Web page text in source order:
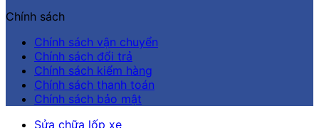
Chính sách
Chính sách vận chuyển
Chính sách đổi trả
Chính sách kiểm hàng
Chính sách thanh toán
Chính sách bảo mật
Sửa chữa lốp xe